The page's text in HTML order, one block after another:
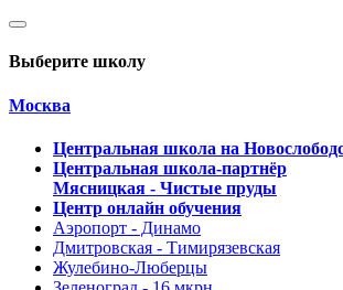
Выберите школу
Москва
Центральная школа на
Центральная школа-партнёр
Мясницкая - Чистые пруды
Центр онлайн обучения
Аэропорт - Динамо
Дмитровская - Тимирязевская
Жулебино-Люберцы